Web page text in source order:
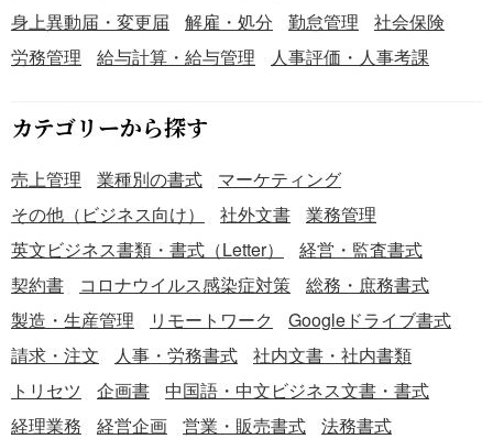
身上異動届・変更届
解雇・処分 勤怠管理
社会保険
労務管理
給与計算・給与管理 人事評価・人事考課
カテゴリーから探す
売上管理 業種別の書式
マーケティング
その他（ビジネス向け）
社外文書
業務管理
英文ビジネス書類・書式（Letter）
経営・監査書式
契約書
コロナウイルス感染症対策
総務・庶務書式
製造・生産管理
リモートワーク
Googleドライブ書式
請求・注文
人事・労務書式
社内文書・社内書類
トリセツ
企画書
中国語・中文ビジネス文書・書式
経理業務
経営企画 営業・販売書式
法務書式